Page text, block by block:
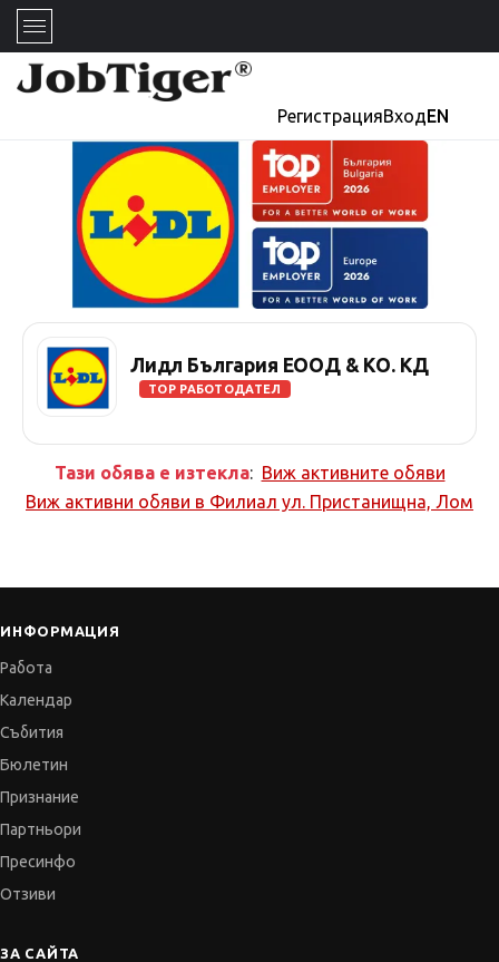
РегистрацияВходEN
Лидл България ЕООД & КО. КД
TOP РАБОТОДАТЕЛ
Тази обява е изтекла: Виж активните обяви
Виж активни обяви в Филиал ул. Пристанищна, Лом
ИНФОРМАЦИЯ
Работа
Календар
Събития
Бюлетин
Признание
Партньори
Пресинфо
Отзиви
ЗА САЙТА